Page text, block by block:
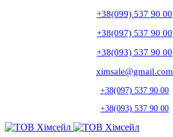
+38(099) 537 90 00
+38(097) 537 90 00
+38(093) 537 90 00
ximsale@gmail.com
+38(097) 537 90 00
+38(093) 537 90 00